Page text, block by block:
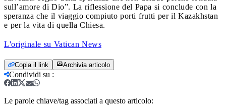
sull’amore di Dio”. La riflessione del Papa si conclude con la
speranza che il viaggio compiuto porti frutti per il Kazakhstan
e per la vita di quella Chiesa.
L'originale su Vatican News
Copia il link Archivia articolo
Condividi su :
Le parole chiave/tag associati a questo articolo: